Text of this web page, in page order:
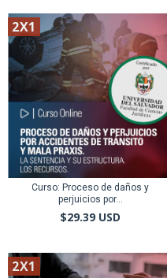
2X1
Curso: Proceso de daños y
perjuicios por...
$29.39 USD
2X1